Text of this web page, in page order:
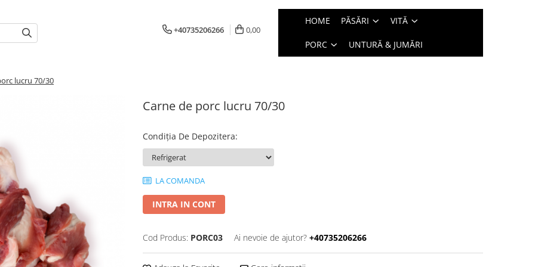
+40735206266 0,00
HOME PĂSĂRI VITĂ
PORC UNTURĂ & JUMĂRI
lucru 70/30
Carne de porc lucru 70/30
Condiția De Depozitera:
LA COMANDA
INTRA IN CONT
Cod Produs: PORC03 Ai nevoie de ajutor? +40735206266